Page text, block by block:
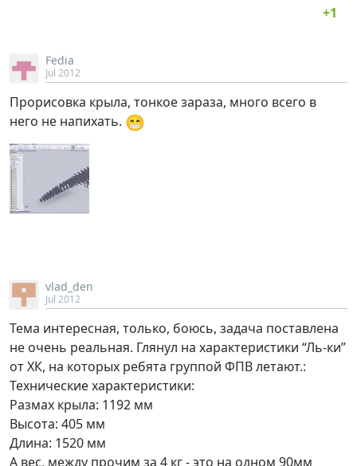
Fedia
Jul 2012
Прорисовка крыла, тонкое зараза, много всего в
него не напихать. 😁
vlad_den
Jul 2012
Тема интересная, только, боюсь, задача поставлена
не очень реальная. Глянул на характеристики “Ль-ки”
от ХК, на которых ребята группой ФПВ летают.:
Технические характеристики:
Размах крыла: 1192 мм
Высота: 405 мм
Длина: 1520 мм
А вес, между прочим за 4 кг - это на одном 90мм